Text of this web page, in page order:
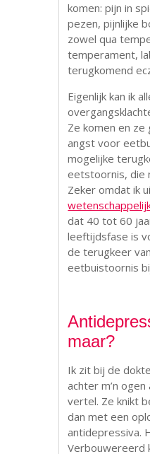
komen: pijn in
pezen, pijnlijke
zowel qua
temperament,
terugkomend
Eigenlijk kan ik
Ze komen en ze
angst voor
mogelijke
eetstoornis, die
Zeker omdat ik
dat 40 tot 60
leeftijdsfase is
de terugkeer
eetbuistoornis
maar?
Ik zit bij de
achter m’n
vertel. Ze knikt
dan met een
antidepressiva.
Verbouwereerd